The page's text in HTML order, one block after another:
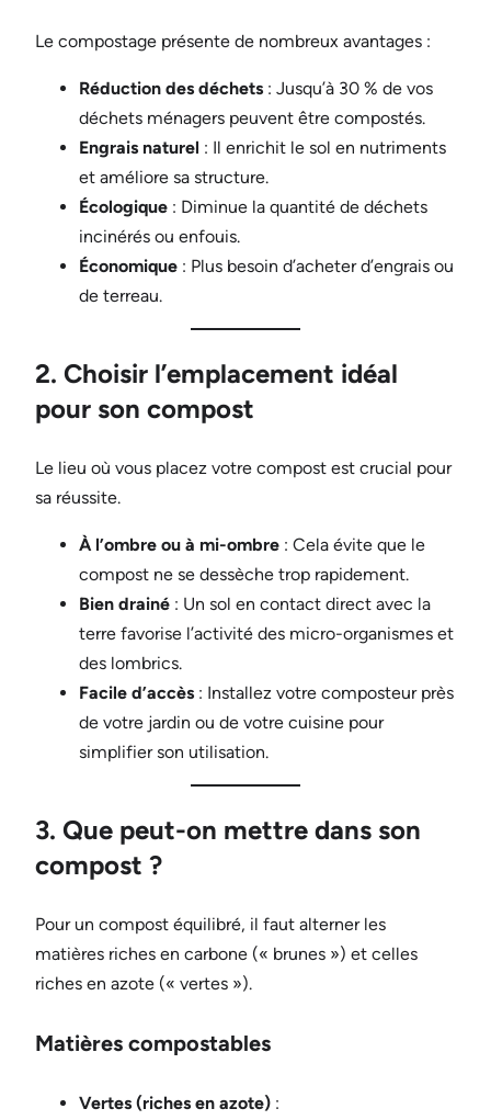
Le compostage présente de nombreux avantages :
Réduction des déchets : Jusqu’à 30 % de vos
déchets ménagers peuvent être compostés.
Engrais naturel : Il enrichit le sol en nutriments
et améliore sa structure.
Écologique : Diminue la quantité de déchets
incinérés ou enfouis.
Économique : Plus besoin d’acheter d’engrais ou
de terreau.
2. Choisir l’emplacement idéal
pour son compost
Le lieu où vous placez votre compost est crucial pour
sa réussite.
À l’ombre ou à mi-ombre : Cela évite que le
compost ne se dessèche trop rapidement.
Bien drainé : Un sol en contact direct avec la
terre favorise l’activité des micro-organismes et
des lombrics.
Facile d’accès : Installez votre composteur près
de votre jardin ou de votre cuisine pour
simplifier son utilisation.
3. Que peut-on mettre dans son
compost ?
Pour un compost équilibré, il faut alterner les
matières riches en carbone (« brunes ») et celles
riches en azote (« vertes »).
Matières compostables
Vertes (riches en azote) :